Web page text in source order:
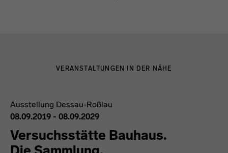
VERANSTALTUNGEN IN DER NÄHE
Ausstellung Dessau-Roßlau
08.09.2019 - 08.09.2029
Versuchsstätte Bauhaus.